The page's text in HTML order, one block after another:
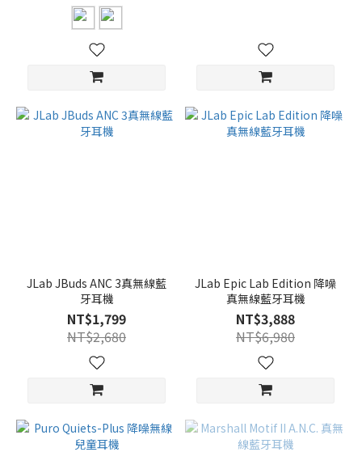
JLab JBuds ANC 3真無線藍
牙耳機
NT$1,799
NT$2,680
JLab Epic Lab Edition 降噪
真無線藍牙耳機
NT$3,888
NT$6,980